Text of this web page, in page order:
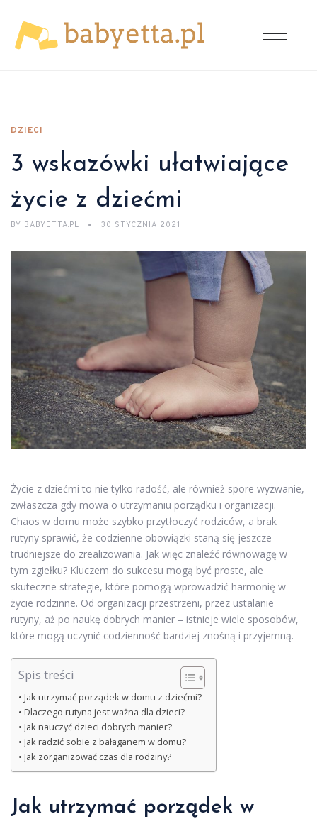
DZIECI
3 wskazówki ułatwiające
życie z dziećmi
BY BABYETTA.PL 30 STYCZNIA 2021
Życie z dziećmi to nie tylko radość, ale również spore wyzwanie,
zwłaszcza gdy mowa o utrzymaniu porządku i organizacji.
Chaos w domu może szybko przytłoczyć rodziców, a brak
rutyny sprawić, że codzienne obowiązki staną się jeszcze
trudniejsze do zrealizowania. Jak więc znaleźć równowagę w
tym zgiełku? Kluczem do sukcesu mogą być proste, ale
skuteczne strategie, które pomogą wprowadzić harmonię w
życie rodzinne. Od organizacji przestrzeni, przez ustalanie
rutyny, aż po naukę dobrych manier – istnieje wiele sposobów,
które mogą uczynić codzienność bardziej znośną i przyjemną.
Spis treści
Jak utrzymać porządek w domu z dziećmi?
Dlaczego rutyna jest ważna dla dzieci?
Jak nauczyć dzieci dobrych manier?
Jak radzić sobie z bałaganem w domu?
Jak zorganizować czas dla rodziny?
Jak utrzymać porządek w